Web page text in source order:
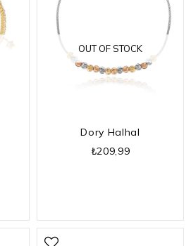
OUT OF STOCK
Dory Halhal
₺209,99